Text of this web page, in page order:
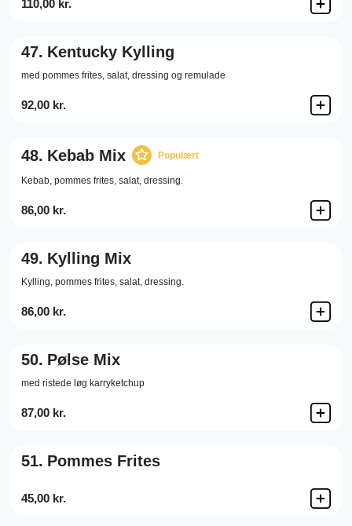
110,00 kr.
47. Kentucky Kylling
med pommes frites, salat, dressing og remulade
92,00 kr.
48. Kebab Mix Populært
Kebab, pommes frites, salat, dressing.
86,00 kr.
49. Kylling Mix
Kylling, pommes frites, salat, dressing.
86,00 kr.
50. Pølse Mix
med ristede løg karryketchup
87,00 kr.
51. Pommes Frites
45,00 kr.